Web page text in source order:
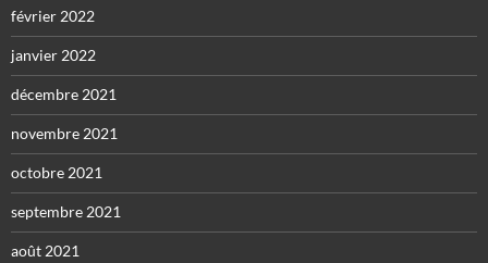
février 2022
janvier 2022
décembre 2021
novembre 2021
octobre 2021
septembre 2021
août 2021